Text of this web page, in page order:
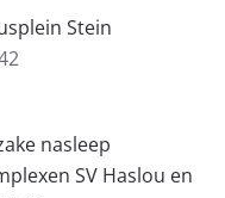
Stein
nasleep
SV Haslou en